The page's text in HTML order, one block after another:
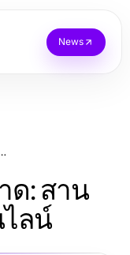
News
านสัมพันธ์กับหนังออนไลน์
ด: สาน
ลน์